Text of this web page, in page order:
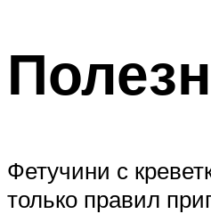
Фетучини с
только правил